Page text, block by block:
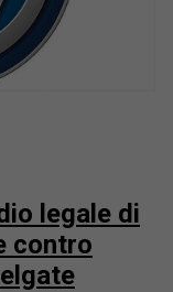
legale di
contro